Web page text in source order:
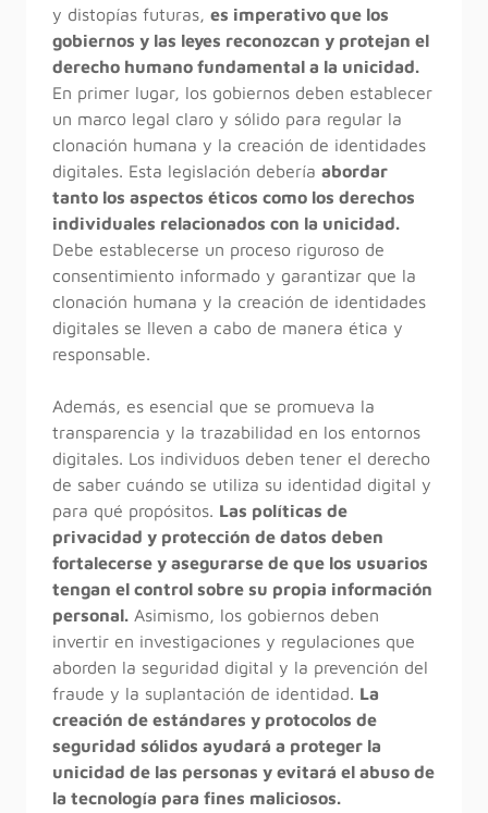
y distopías futuras, es imperativo que los
gobiernos y las leyes reconozcan y protejan el
derecho humano fundamental a la unicidad.
En primer lugar, los gobiernos deben establecer
un marco legal claro y sólido para regular la
clonación humana y la creación de identidades
digitales. Esta legislación debería abordar
tanto los aspectos éticos como los derechos
individuales relacionados con la unicidad.
Debe establecerse un proceso riguroso de
consentimiento informado y garantizar que la
clonación humana y la creación de identidades
digitales se lleven a cabo de manera ética y
responsable.
Además, es esencial que se promueva la
transparencia y la trazabilidad en los entornos
digitales. Los individuos deben tener el derecho
de saber cuándo se utiliza su identidad digital y
para qué propósitos. Las políticas de
privacidad y protección de datos deben
fortalecerse y asegurarse de que los usuarios
tengan el control sobre su propia información
personal. Asimismo, los gobiernos deben
invertir en investigaciones y regulaciones que
aborden la seguridad digital y la prevención del
fraude y la suplantación de identidad. La
creación de estándares y protocolos de
seguridad sólidos ayudará a proteger la
unicidad de las personas y evitará el abuso de
la tecnología para fines maliciosos.